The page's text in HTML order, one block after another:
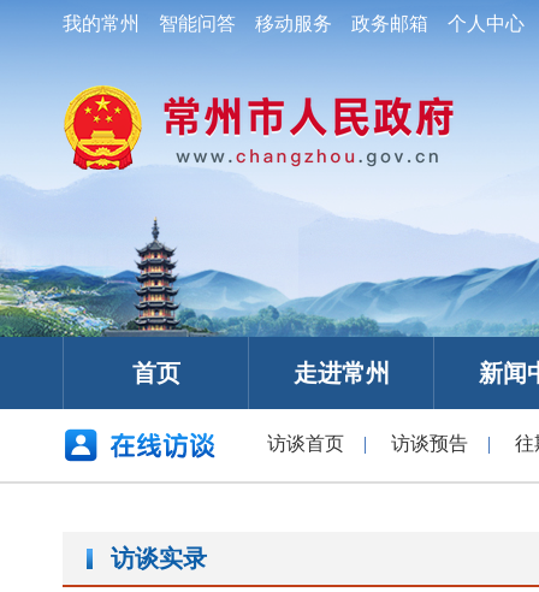
我的常州 智能问答 移动服务 政务邮箱 个人中心
首页 走进常州 新闻
访谈首页 | 访谈预告 | 往
访谈实录